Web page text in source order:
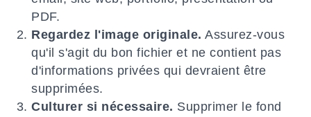
PDF.
Regardez l'image originale. Assurez-vous
qu'il s'agit du bon fichier et ne contient pas
d'informations privées qui devraient être
supprimées.
Culturer si nécessaire. Supprimer le fond